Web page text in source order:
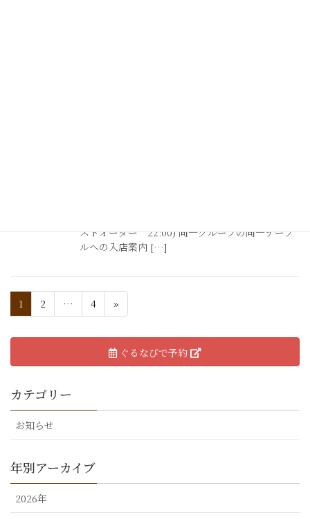
ストオーダー 22:00) 同一グループの同一テーブ
ルへの入店案内 […]
1 2 … 4 »
ぐるなびで予約
カテゴリー
お知らせ
年別アーカイブ
2026年